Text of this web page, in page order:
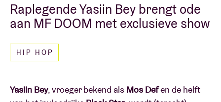
Raplegende Yasiin Bey brengt ode
aan MF DOOM met exclusieve show
HIP HOP
Yasiin Bey, vroeger bekend als Mos Defen de helft